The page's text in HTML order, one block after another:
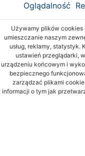
Oglądalność
Używamy plików
umieszczanie naszym
usług, reklamy,
ustawień przeglądarki,
urządzeniu końcowym i
bezpiecznego
zarządzać plikami
informacji o tym jak